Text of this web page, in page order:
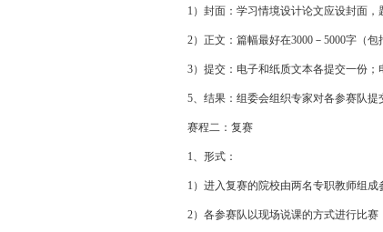
1）封面：学习情境设计论文应设封面，
2）正文：篇幅最好在3000－5000字（包
3）提交：电子和纸质文本各提交一份；
5、结果：组委会组织专家对各参赛队提
赛程二：复赛
1、形式：
1）进入复赛的院校由两名专职教师组成
2）各参赛队以现场说课的方式进行比赛